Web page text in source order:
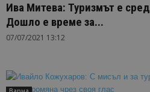
Ива Митева: Туризмът е
Дошло е време за...
07/07/2021 13:12